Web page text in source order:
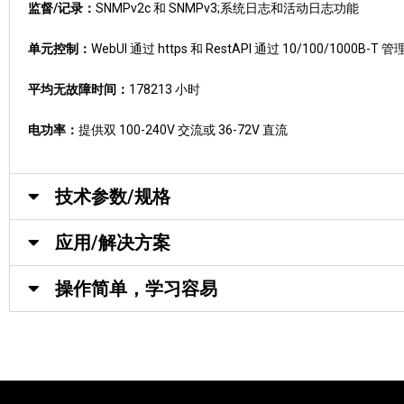
监督/记录： SNMPv2c 和 SNMPv3;系统日志和活动日志功能
单元控制： WebUI 通过 https 和 RestAPI 通过 10/100/1000B-T 管
平均无故障时间： 178213 小时
电功率： 提供双 100-240V 交流或 36-72V 直流
技术参数/规格
应用/解决方案
操作简单，学习容易